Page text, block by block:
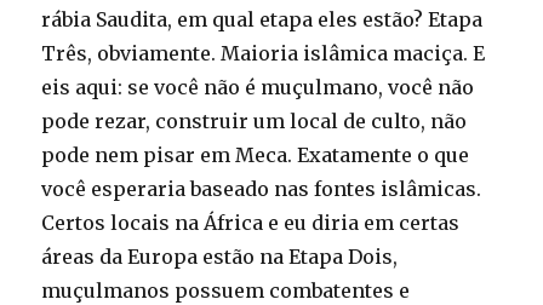
rábia Saudita, em qual etapa eles estão? Etapa
Três, obviamente. Maioria islâmica maciça. E
eis aqui: se você não é muçulmano, você não
pode rezar, construir um local de culto, não
pode nem pisar em Meca. Exatamente o que
você esperaria baseado nas fontes islâmicas.
Certos locais na África e eu diria em certas
áreas da Europa estão na Etapa Dois,
muçulmanos possuem combatentes e